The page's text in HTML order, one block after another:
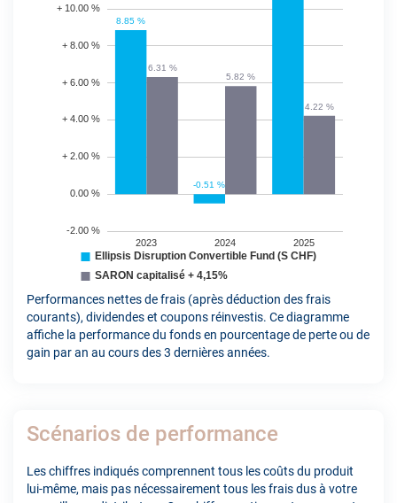
Performances nettes de frais (après déduction des frais
courants), dividendes et coupons réinvestis. Ce diagramme
affiche la performance du fonds en pourcentage de perte ou de
gain par an au cours des 3 dernières années.
Scénarios de performance
Les chiffres indiqués comprennent tous les coûts du produit
lui-même, mais pas nécessairement tous les frais dus à votre